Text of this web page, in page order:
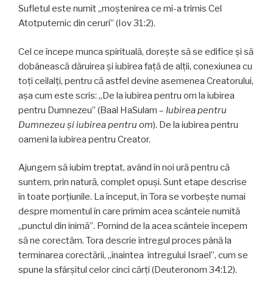
Sufletul este numit „moştenirea ce mi-a trimis Cel
Atotputernic din ceruri” (Iov 31:2).
Cel ce începe munca spirituală, dorește să se edifice și să
dobânească dăruirea și iubirea față de alţii, conexiunea cu
toţi ceilalţi, pentru că astfel devine asemenea Creatorului,
așa cum este scris: „De la iubirea pentru om la iubirea
pentru Dumnezeu” (Baal HaSulam – Iubirea pentru
Dumnezeu și iubirea pentru om). De la iubirea pentru
oameni la iubirea pentru Creator.
Ajungem să iubim treptat, având în noi ură pentru că
suntem, prin natură, complet opuși. Sunt etape descrise
în toate porțiunile. La început, în Tora se vorbește numai
despre momentul în care primim acea scânteie numită
„punctul din inimă”. Pornind de la acea scânteie începem
să ne corectăm. Tora descrie întregul proces până la
terminarea corectării, „înaintea întregului Israel”, cum se
spune la sfârșitul celor cinci cărţi (Deuteronom 34:12).